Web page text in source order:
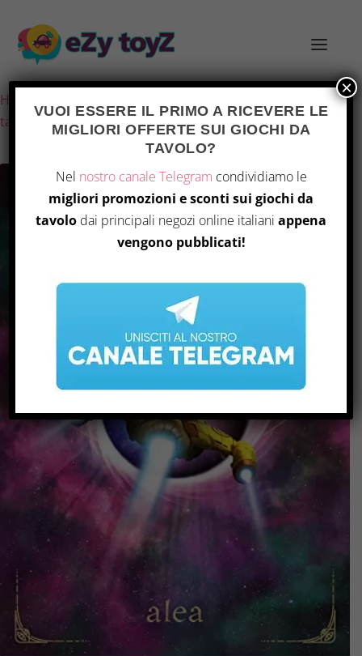
Home
Giochi da
tavolo/ Ravensburger Alea – Council of Shadows
VUOI ESSERE IL PRIMO A RICEVERE LE
MIGLIORI OFFERTE SUI GIOCHI DA
TAVOLO?
Nel nostro canale Telegram condividiamo le
migliori promozioni e sconti sui giochi da
tavolo dai principali negozi online italiani appena
vengono pubblicati!
×